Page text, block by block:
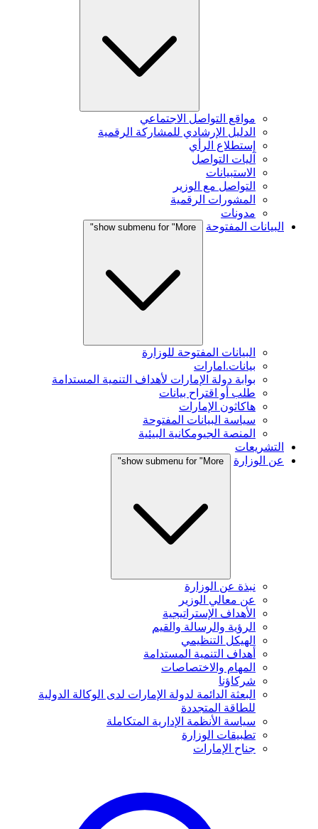
مواقع التواصل الاجتماعي
الدليل الإرشادي للمشاركة الرقمية
إستطلاع الرأي
آليات التواصل
الاستبيانات
التواصل مع الوزير
المشورات الرقمية
مدونات
البيانات المفتوحة
show submenu for "More"
البيانات المفتوحة للوزارة
بيانات.امارات
بوابة دولة الإمارات لأهداف التنمية المستدامة
طلب أو اقتراح بيانات
هاكاثون الإمارات
سياسة البيانات المفتوحة
المنصة الجيومكانية البيئية
التشريعات
عن الوزارة
show submenu for "More"
نبذة عن الوزارة
عن معالي الوزير
الأهداف الإستراتيجية
الرؤية والرسالة والقيم
الهيكل التنظيمي
أهداف التنمية المستدامة
المهام والاختصاصات
شركاؤنا
البعثة الدائمة لدولة الإمارات لدى الوكالة الدولية
للطاقة المتجددة
سياسة الأنظمة الإدارية المتكاملة
تطبيقات الوزارة
جناح الإمارات